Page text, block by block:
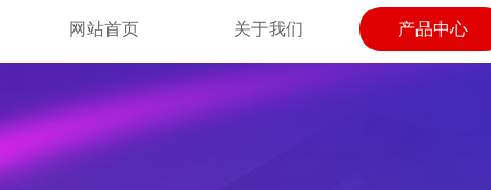
网站首页 关于我们 产品中心